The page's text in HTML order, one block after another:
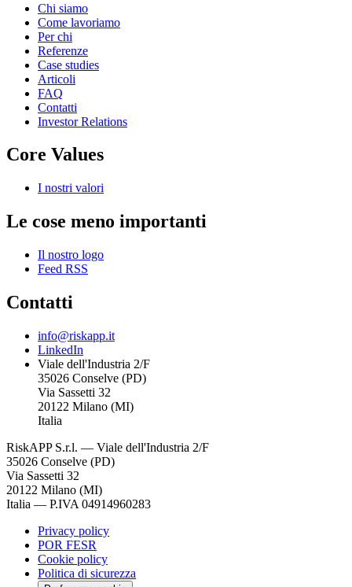
Chi siamo
Come lavoriamo
Per chi
Referenze
Case studies
Articoli
FAQ
Contatti
Investor Relations
Core Values
I nostri valori
Le cose meno importanti
Il nostro logo
Feed RSS
Contatti
info@riskapp.it
LinkedIn
Viale dell'Industria 2/F
35026 Conselve (PD)
Via Sassetti 32
20122 Milano (MI)
Italia
RiskAPP S.r.l. — Viale dell'Industria 2/F
35026 Conselve (PD)
Via Sassetti 32
20122 Milano (MI)
Italia — P.IVA 04914960283
Privacy policy
POR FESR
Cookie policy
Politica di sicurezza